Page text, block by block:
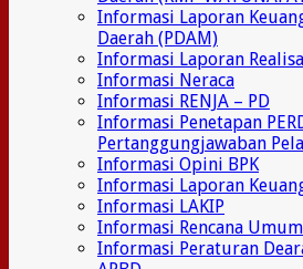
Informasi Laporan
Daerah (PDAM)
Informasi Laporan
Informasi Neraca
Informasi RENJA – PD
Informasi Penetapan
Pertanggungjawaban
Informasi Opini BPK
Informasi Laporan
Informasi LAKIP
Informasi Rencana
Informasi Peraturan